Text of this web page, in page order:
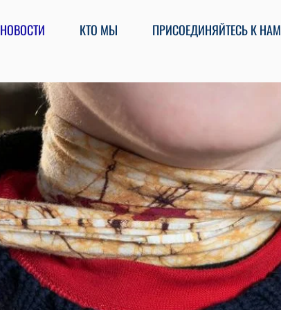
НОВОСТИ КТО МЫ ПРИСОЕДИНЯЙТЕСЬ К НАМ